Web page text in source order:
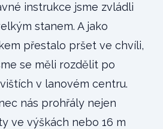
instrukce jsme zvládli
stanem. A jako
přestalo pršet ve chvíli,
se měli rozdělit po
v lanovém centru.
nás prohřály nejen
ve výškách nebo 16 m